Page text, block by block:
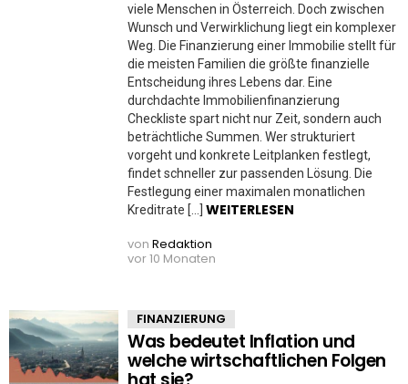
viele Menschen in Österreich. Doch zwischen
Wunsch und Verwirklichung liegt ein komplexer
Weg. Die Finanzierung einer Immobilie stellt für
die meisten Familien die größte finanzielle
Entscheidung ihres Lebens dar. Eine
durchdachte Immobilienfinanzierung
Checkliste spart nicht nur Zeit, sondern auch
beträchtliche Summen. Wer strukturiert
vorgeht und konkrete Leitplanken festlegt,
findet schneller zur passenden Lösung. Die
Festlegung einer maximalen monatlichen
Kreditrate […] WEITERLESEN
von Redaktion
vor 10 Monaten
FINANZIERUNG
Was bedeutet Inflation und
welche wirtschaftlichen Folgen